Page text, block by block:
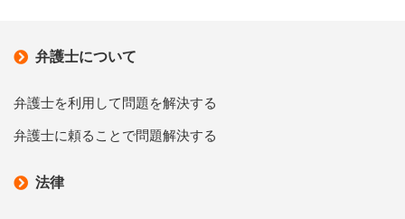
弁護士について
弁護士を利用して問題を解決する
弁護士に頼ることで問題解決する
法律